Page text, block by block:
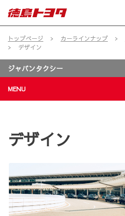
トップページ カーラインナップ
デザイン
ジャパンタクシー
MENU
デザイン